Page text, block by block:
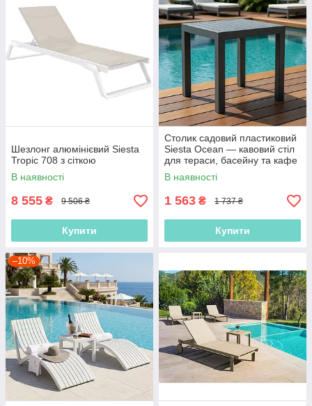
Шезлонг алюмінієвий Siesta
Tropic 708 з сіткою
В наявності
8 555 ₴ 9 506 ₴
Купити
Столик садовий пластиковий
Siesta Ocean — кавовий стіл
для тераси, басейну та кафе
В наявності
1 563 ₴ 1 737 ₴
Купити
–10%